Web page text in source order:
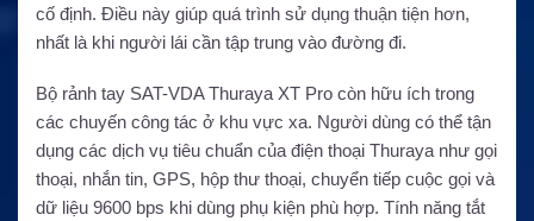
cố định. Điều này giúp quá trình sử dụng thuận tiện hơn,
nhất là khi người lái cần tập trung vào đường đi.
Bộ rảnh tay SAT-VDA Thuraya XT Pro còn hữu ích trong
các chuyến công tác ở khu vực xa. Người dùng có thể tận
dụng các dịch vụ tiêu chuẩn của điện thoại Thuraya như gọi
thoại, nhắn tin, GPS, hộp thư thoại, chuyển tiếp cuộc gọi và
dữ liệu 9600 bps khi dùng phụ kiện phù hợp. Tính năng tắt